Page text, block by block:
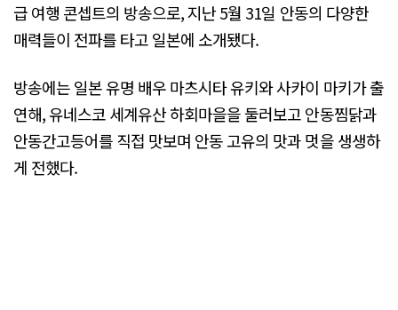
급 여행 콘셉트의 방송으로, 지난 5월 31일 안동의 다양한
매력들이 전파를 타고 일본에 소개됐다.
방송에는 일본 유명 배우 마츠시타 유키와 사카이 마키가 출
연해, 유네스코 세계유산 하회마을을 둘러보고 안동찜닭과
안동간고등어를 직접 맛보며 안동 고유의 맛과 멋을 생생하
게 전했다.